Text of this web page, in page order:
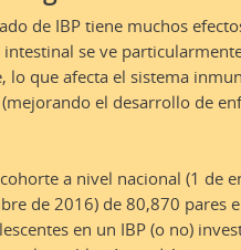
de IBP tiene muchos
se ve
lo que afecta el sistema
el desarrollo de
a nivel nacional (1 de
de 2016) de 80,870 pares
en un IBP (o no)